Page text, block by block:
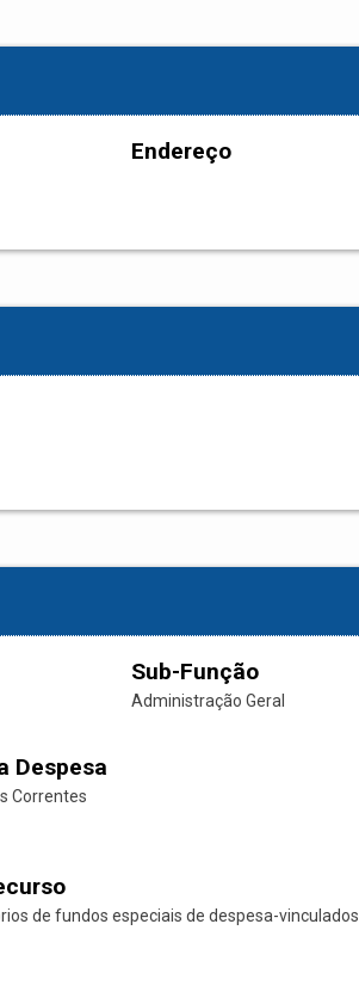
Endereço
Sub-Função
Administração Geral
Despesa
Correntes
de fundos especiais de despesa-vinculados